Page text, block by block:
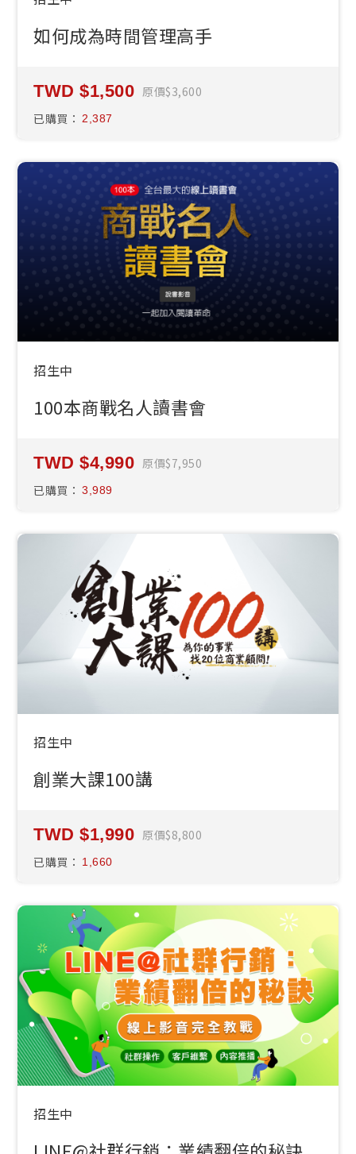
如何成為時間管理高手
1,500 原價 3,600
已購買：
2,387
招生中
100本商戰名人讀書會
4,990 原價 7,950
已購買： 3,989
招生中
創業大課100講
1,990 原價 8,800
已購買：
1,660
招生中